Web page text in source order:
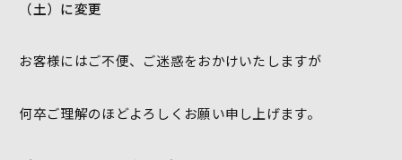
（土）に変更
お客様にはご不便、ご迷惑をおかけいたしますが
何卒ご理解のほどよろしくお願い申し上げます。